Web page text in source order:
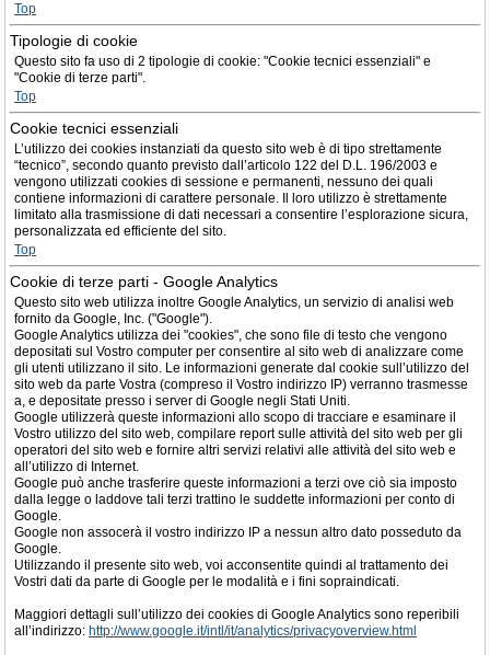
Top
Tipologie di cookie
Questo sito fa uso di 2 tipologie di cookie: "Cookie tecnici essenziali" e
"Cookie di terze parti".
Top
Cookie tecnici essenziali
L’utilizzo dei cookies instanziati da questo sito web è di tipo strettamente
“tecnico”, secondo quanto previsto dall’articolo 122 del D.L. 196/2003 e
vengono utilizzati cookies di sessione e permanenti, nessuno dei quali
contiene informazioni di carattere personale. Il loro utilizzo è strettamente
limitato alla trasmissione di dati necessari a consentire l’esplorazione sicura,
personalizzata ed efficiente del sito.
Top
Cookie di terze parti - Google Analytics
Questo sito web utilizza inoltre Google Analytics, un servizio di analisi web
fornito da Google, Inc. ("Google").
Google Analytics utilizza dei "cookies", che sono file di testo che vengono
depositati sul Vostro computer per consentire al sito web di analizzare come
gli utenti utilizzano il sito. Le informazioni generate dal cookie sull’utilizzo del
sito web da parte Vostra (compreso il Vostro indirizzo IP) verranno trasmesse
a, e depositate presso i server di Google negli Stati Uniti.
Google utilizzerà queste informazioni allo scopo di tracciare e esaminare il
Vostro utilizzo del sito web, compilare report sulle attività del sito web per gli
operatori del sito web e fornire altri servizi relativi alle attività del sito web e
all’utilizzo di Internet.
Google può anche trasferire queste informazioni a terzi ove ciò sia imposto
dalla legge o laddove tali terzi trattino le suddette informazioni per conto di
Google.
Google non assocerà il vostro indirizzo IP a nessun altro dato posseduto da
Google.
Utilizzando il presente sito web, voi acconsentite quindi al trattamento dei
Vostri dati da parte di Google per le modalità e i fini sopraindicati.
Maggiori dettagli sull’utilizzo dei cookies di Google Analytics sono reperibili
all’indirizzo: http://www.google.it/intl/it/analytics/privacyoverview.html